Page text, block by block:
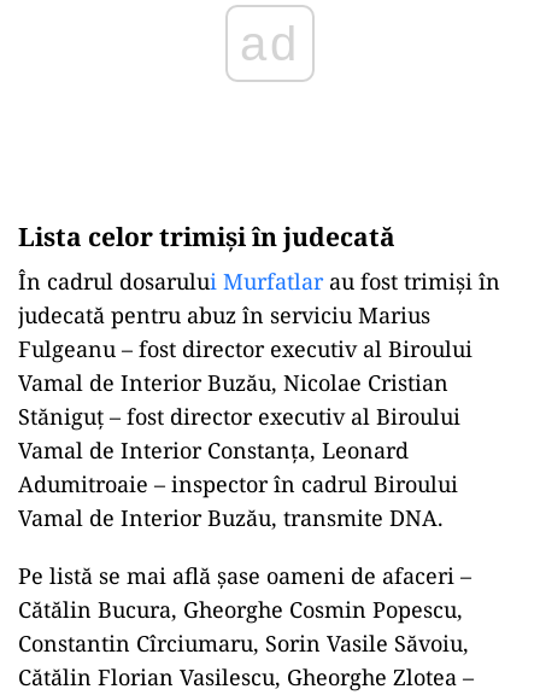
ad
Lista celor trimiși în judecată
În cadrul dosarului Murfatlarau fost trimişi în
judecată pentru abuz în serviciu Marius
Fulgeanu – fost director executiv al Biroului
Vamal de Interior Buzău, Nicolae Cristian
Stăniguţ – fost director executiv al Biroului
Vamal de Interior Constanţa, Leonard
Adumitroaie – inspector în cadrul Biroului
Vamal de Interior Buzău, transmite DNA.
Pe listă se mai află şase oameni de afaceri –
Cătălin Bucura, Gheorghe Cosmin Popescu,
Constantin Cîrciumaru, Sorin Vasile Săvoiu,
Cătălin Florian Vasilescu, Gheorghe Zlotea –